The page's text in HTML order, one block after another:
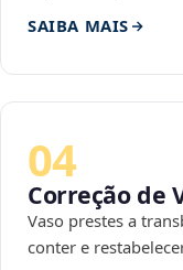
SAIBA MAIS
04
Correção de
Vaso prestes a
conter e